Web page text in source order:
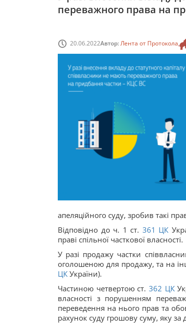
переважного права на
20.06.2022Автор:Лента от Протокола
апеляційного суду, зробив такі
Відповідно до ч. 1 ст. 361 ЦК
праві спільної часткової власності.
У разі продажу частки
оголошеною для продажу, та на
ЦК України).
Частиною четвертою ст. 362 ЦК
власності з порушенням
переведення на нього прав та
рахунок суду грошову суму, яку